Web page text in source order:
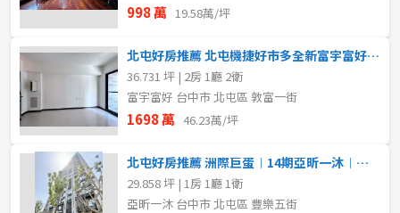
998 萬 19.58萬/坪
北屯好房推薦 北屯機捷好市多全新富宇富好兩房平車
36.731 坪 | 2房 1廳 2衛
富宇富好 台中市 北屯區 敦富一街
1698 萬 46.23萬/坪
北屯好房推薦 洲際巨蛋︱14期亞昕一沐︱小豪宅配平車
29.858 坪 | 1房 1廳 1衛
亞昕一沐 台中市 北屯區 豐樂五街